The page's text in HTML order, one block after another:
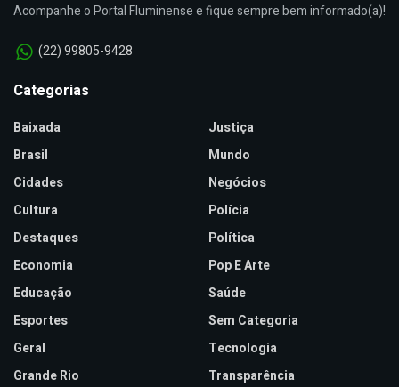
Acompanhe o Portal Fluminense e fique sempre bem informado(a)!
(22) 99805-9428
Categorias
Baixada
Brasil
Cidades
Cultura
Destaques
Economia
Educação
Esportes
Geral
Grande Rio
Justiça
Mundo
Negócios
Polícia
Política
Pop E Arte
Saúde
Sem Categoria
Tecnologia
Transparência